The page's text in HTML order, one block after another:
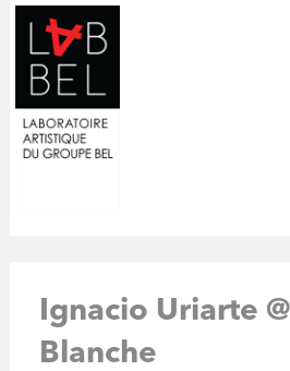
Ignacio Uriarte
Blanche